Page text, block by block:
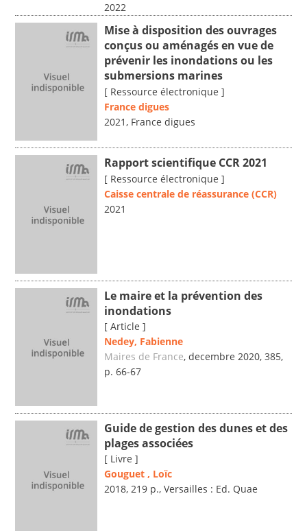
2022
Mise à disposition des ouvrages
conçus ou aménagés en vue de
prévenir les inondations ou les
submersions marines
[ Ressource électronique ]
France digues
2021, France digues
Rapport scientifique CCR 2021
[ Ressource électronique ]
Caisse centrale de réassurance (CCR)
2021
Le maire et la prévention des
inondations
[ Article ]
Nedey, Fabienne
Maires de France, decembre 2020, 385,
p. 66-67
Guide de gestion des dunes et des
plages associées
[ Livre ]
Gouguet , Loïc
2018, 219 p., Versailles : Ed. Quae